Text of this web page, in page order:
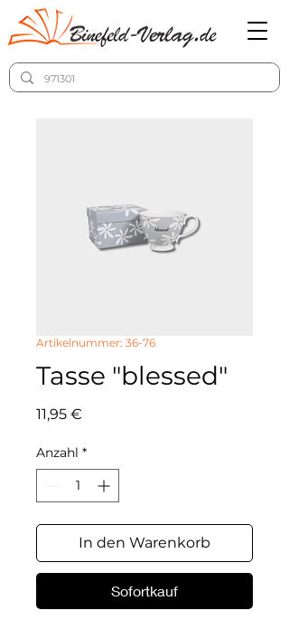
Artikelnummer: 36-76
Tasse "blessed"
11,95 €
Anzahl *
In den Warenkorb
Sofortkauf